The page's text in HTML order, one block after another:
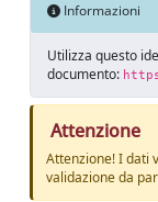
Informazioni
Utilizza questo
documento:
Attenzione
Attenzione! I dati
validazione da